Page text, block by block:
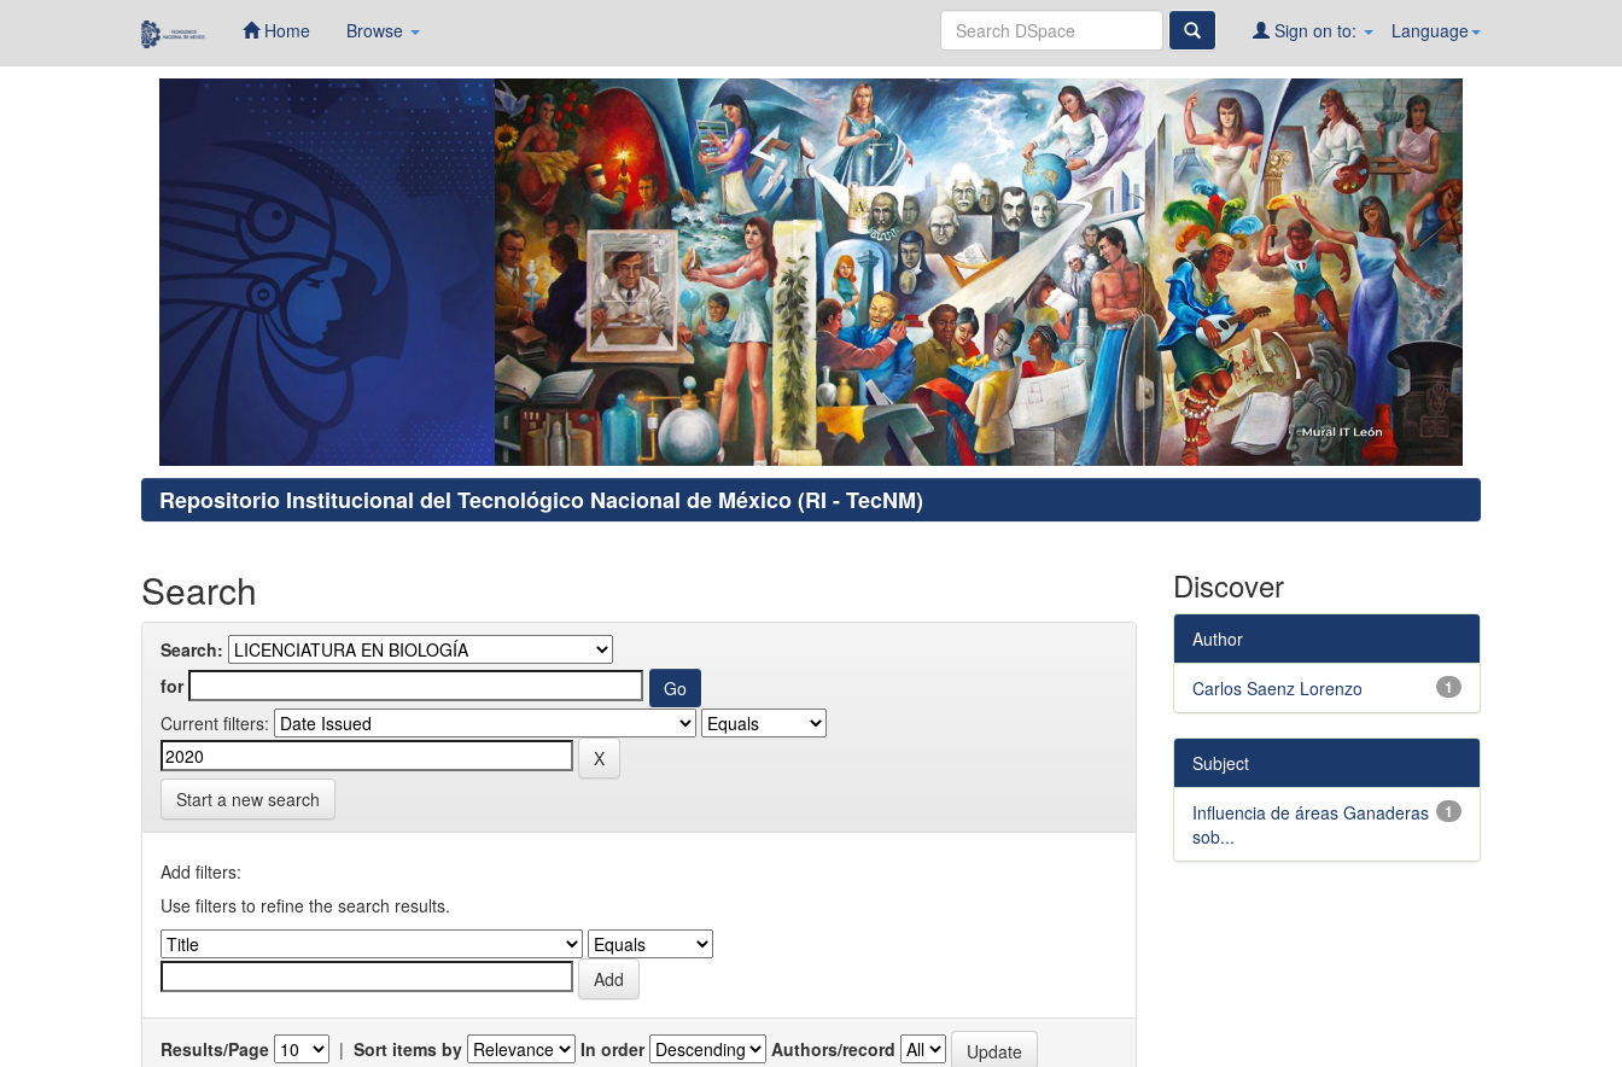
Home Browse Language
Sign on to:
Repositorio Institucional del Tecnológico Nacional de México (RI - TecNM)
Search
Search:
for
Current filters:
Start a new search
Add filters:
Use filters to refine the search results.
Results/Page | Sort items by In order Authors/record
Discover
Author
1
Carlos Saenz Lorenzo
Subject
1
Influencia de áreas Ganaderas
sob...